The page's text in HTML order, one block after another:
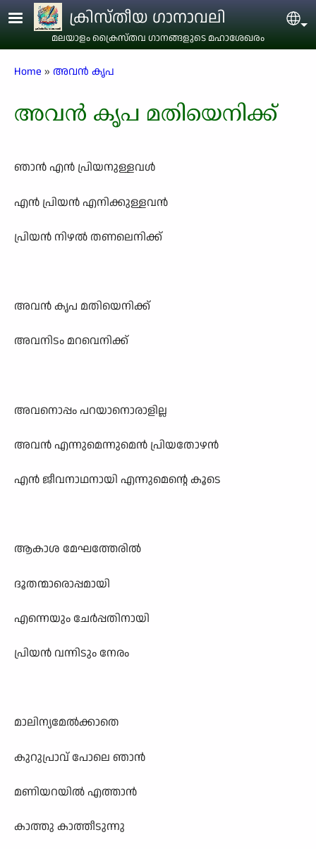
Skip to main contentക്രിസ്തീയ ഗാനാവലി
മലയാളം ക്രൈസ്തവ ഗാനങ്ങളുടെ മഹാശേഖരം
Breadcrumb
Home അവന്‍ കൃപ
അവന്‍ കൃപ മതിയെനിക്ക്
ഞാന്‍ എന്‍ പ്രിയനുള്ളവള്‍
എന്‍ പ്രിയന്‍ എനിക്കുള്ളവന്‍
പ്രിയന്‍ നിഴല്‍ തണലെനിക്ക്
അവന്‍ കൃപ മതിയെനിക്ക്
അവനിടം മറവെനിക്ക്
അവനൊപ്പം പറയാനൊരാളില്ല
അവന്‍ എന്നുമെന്നുമെന്‍ പ്രിയതോഴന്‍
എന്‍ ജീവനാഥനായി എന്നുമെന്റെ കൂടെ
ആകാശ മേഘത്തേരില്‍
ദൂതന്മാരൊപ്പമായി
എന്നെയും ചേര്‍പ്പതിനായി
പ്രിയന്‍ വന്നിടും നേരം
മാലിന്യമേല്‍ക്കാതെ
കുറുപ്രാവ് പോലെ ഞാന്‍
മണിയറയില്‍ എത്താന്‍
കാത്തു കാത്തീടുന്നു